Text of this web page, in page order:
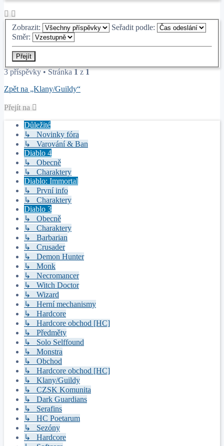
Zobrazit:
Seřadit podle:
Směr:
3 příspěvky • Stránka1z1
Zpět na „Klany/Guildy“
Přejít na
Důležité
↳ Novinky fóra
↳ Varování & Ban
Diablo 4
↳ Obecně
↳ Charaktery
Diablo: Immortal
↳ První info
↳ Charaktery
Diablo 3
↳ Obecně
↳ Charaktery
↳ Barbarian
↳ Crusader
↳ Demon Hunter
↳ Monk
↳ Necromancer
↳ Witch Doctor
↳ Wizard
↳ Herní mechanismy
↳ Hardcore
↳ Hardcore obchod [HC]
↳ Předměty
↳ Solo Selffound
↳ Monstra
↳ Obchod
↳ Hardcore obchod [HC]
↳ Klany/Guildy
↳ CZSK Komunita
↳ Dark Guardians
↳ Serafins
↳ HC Poetarum
↳ Sezóny
↳ Hardcore